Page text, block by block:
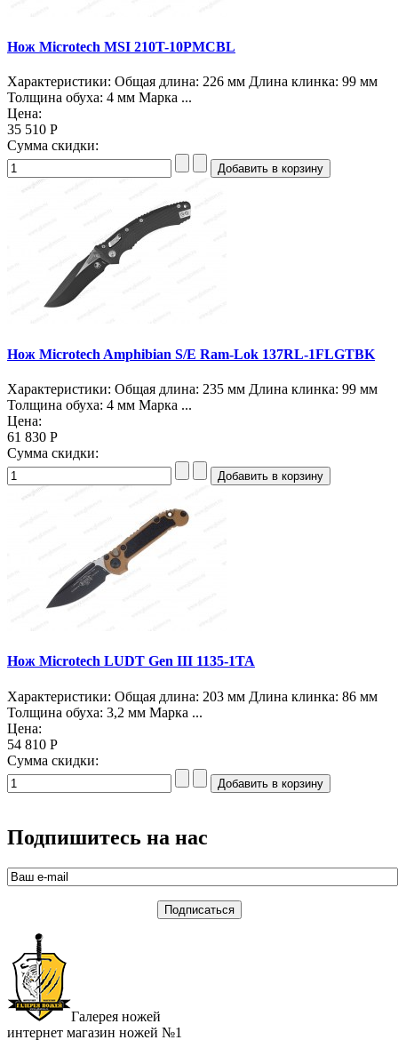
Нож Microtech MSI 210T-10PMCBL
Характеристики: Общая длина: 226 мм Длина клинка: 99 мм
Толщина обуха: 4 мм Марка ...
Цена:
35 510 Р
Сумма скидки:
Нож Microtech Amphibian S/E Ram-Lok 137RL-1FLGTBK
Характеристики: Общая длина: 235 мм Длина клинка: 99 мм
Толщина обуха: 4 мм Марка ...
Цена:
61 830 Р
Сумма скидки:
Нож Microtech LUDT Gen III 1135-1TA
Характеристики: Общая длина: 203 мм Длина клинка: 86 мм
Толщина обуха: 3,2 мм Марка ...
Цена:
54 810 Р
Сумма скидки:
Подпишитесь на нас
Галерея ножей
интернет магазин ножей №1